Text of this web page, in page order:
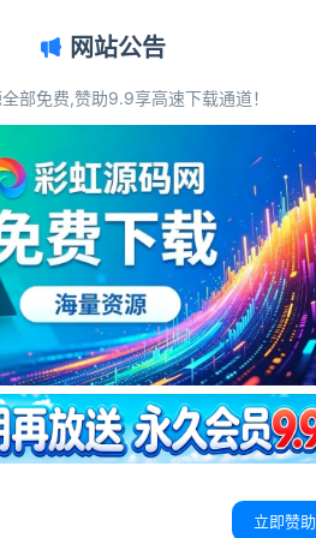
通讯交友App
交友App
交友直播
统源码 小程序App
通讯双向匹配婚恋社
之恋社交交友软件完
程序、APP、H5三端
即时通讯双
即时通讯交友App 婚恋社交小程序源码
网站公告
部免费,赞助9.9享高速下载通道！
立即赞助